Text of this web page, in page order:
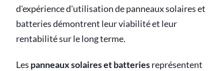
d'expérience d'utilisation de panneaux solaires et
batteries démontrent leur viabilité et leur
rentabilité sur le long terme.
Les panneaux solaires et batteriesreprésentent